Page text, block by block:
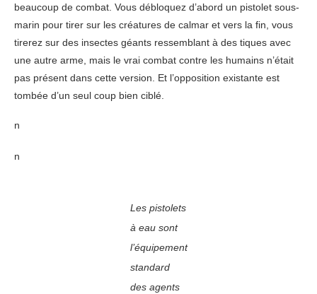
beaucoup de combat. Vous débloquez d’abord un pistolet sous-
marin pour tirer sur les créatures de calmar et vers la fin, vous
tirerez sur des insectes géants ressemblant à des tiques avec
une autre arme, mais le vrai combat contre les humains n’était
pas présent dans cette version. Et l’opposition existante est
tombée d’un seul coup bien ciblé.
n
n
Les pistolets
à eau sont
l’équipement
standard
des agents